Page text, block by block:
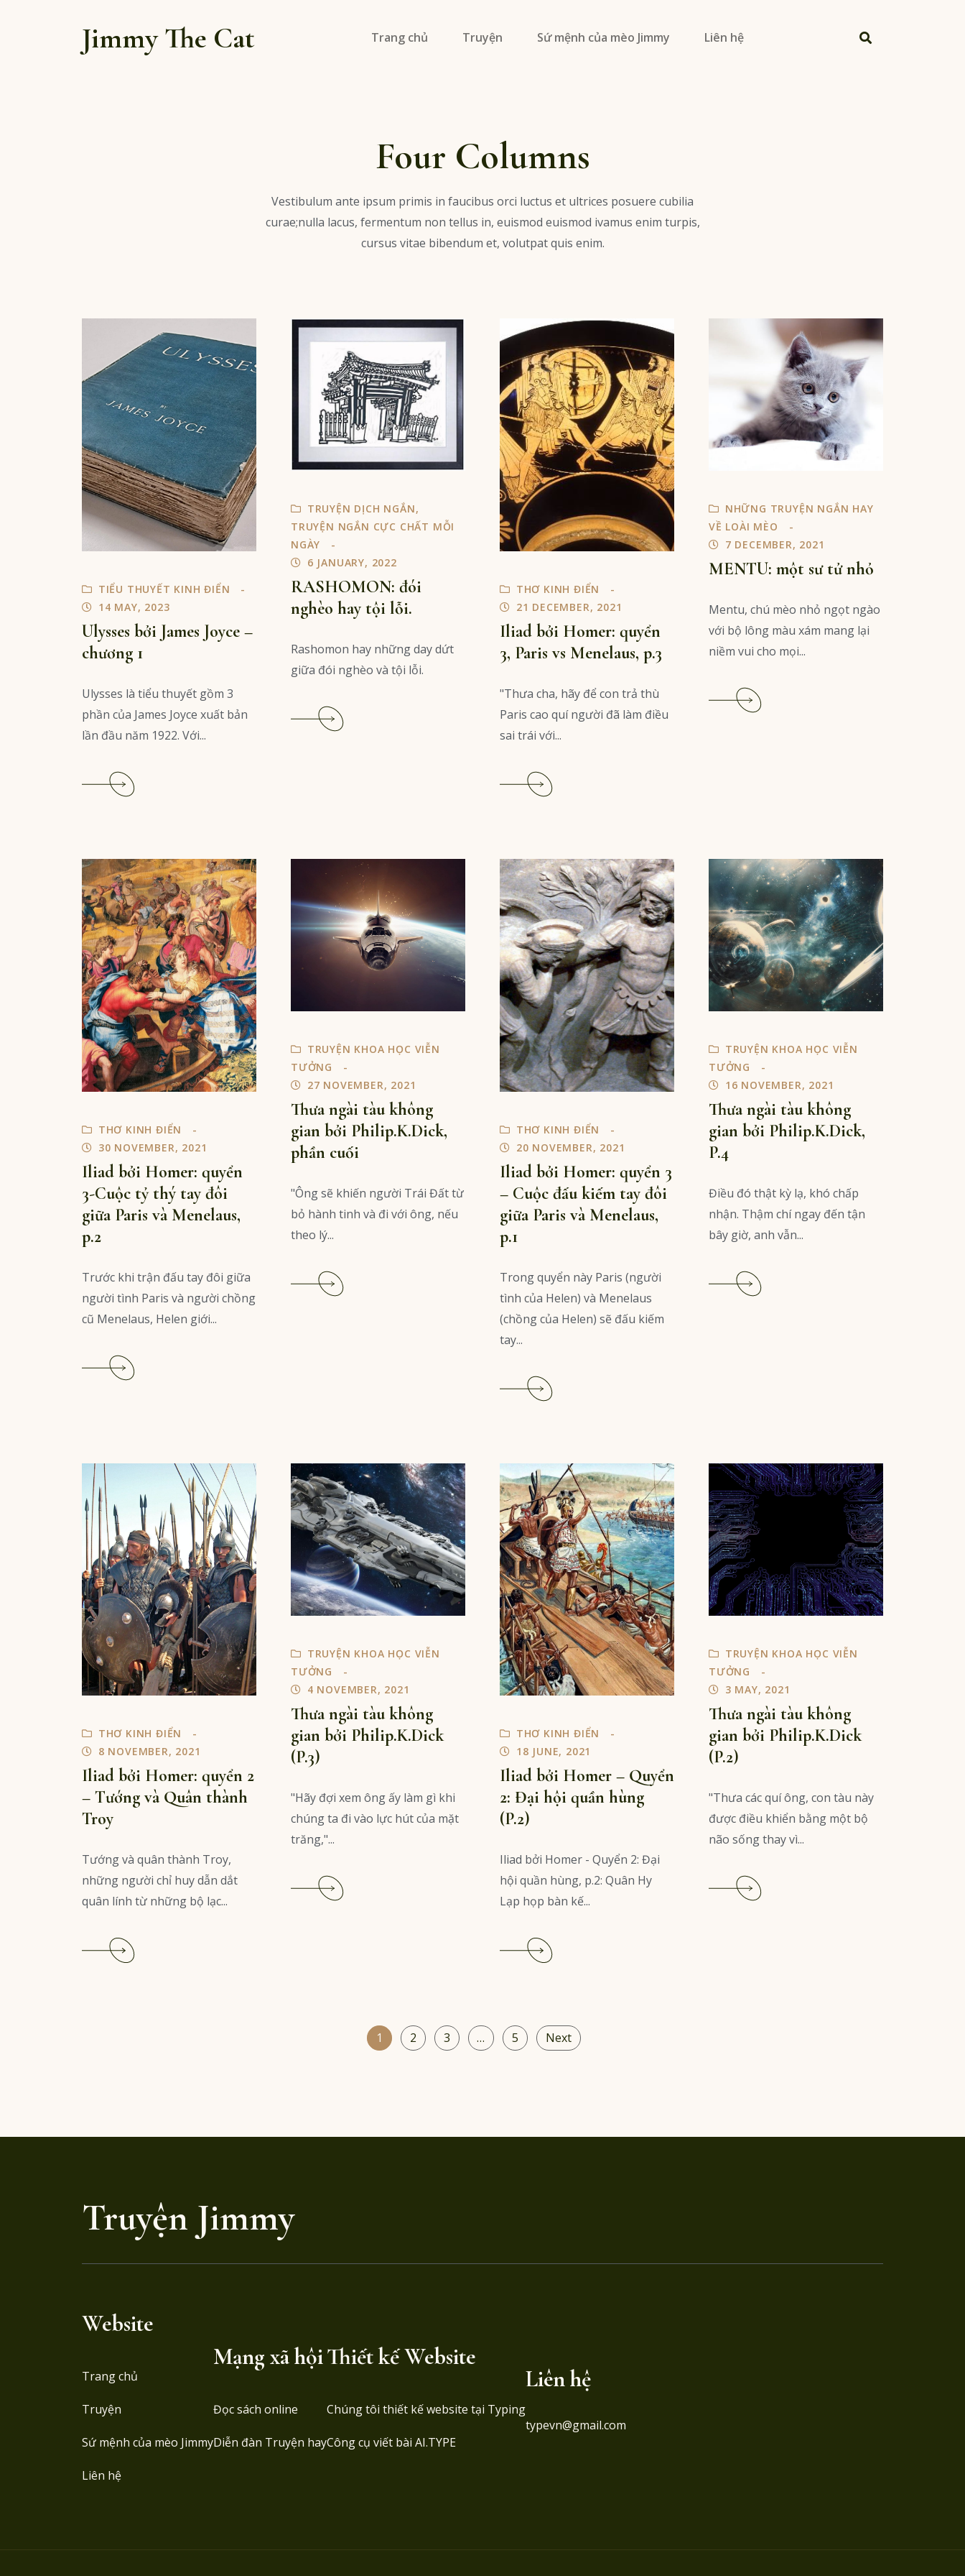
Jimmy The Cat Trang chủ Truyện Sứ mệnh của mèo Jimmy Liên hệ
Four Columns
Vestibulum ante ipsum primis in faucibus orci luctus et ultrices posuere cubilia
curae;nulla lacus, fermentum non tellus in, euismod euismod ivamus enim turpis,
cursus vitae bibendum et, volutpat quis enim.
TIỂU THUYẾT KINH ĐIỂN
14 MAY, 2023
Ulysses bởi James Joyce –
chương 1
Ulysses là tiểu thuyết gồm 3
phần của James Joyce xuất bản
lần đầu năm 1922. Với...
TRUYỆN DỊCH NGẮN,
TRUYỆN NGẮN CỰC CHẤT MỖI
NGÀY
6 JANUARY, 2022
RASHOMON: đói
nghèo hay tội lỗi.
Rashomon hay những day dứt
giữa đói nghèo và tội lỗi.
THƠ KINH ĐIỂN
21 DECEMBER, 2021
Iliad bởi Homer: quyển
3, Paris vs Menelaus, p.3
"Thưa cha, hãy để con trả thù
Paris cao quí người đã làm điều
sai trái với...
NHỮNG TRUYỆN NGẮN HAY
VỀ LOÀI MÈO
7 DECEMBER, 2021
MENTU: một sư tử nhỏ
Mentu, chú mèo nhỏ ngọt ngào
với bộ lông màu xám mang lại
niềm vui cho mọi...
THƠ KINH ĐIỂN
30 NOVEMBER, 2021
Iliad bởi Homer: quyển
3-Cuộc tỷ thý tay đôi
giữa Paris và Menelaus,
p.2
Trước khi trận đấu tay đôi giữa
người tình Paris và người chồng
cũ Menelaus, Helen giới...
TRUYỆN KHOA HỌC VIỄN
TƯỞNG
27 NOVEMBER, 2021
Thưa ngài tàu không
gian bởi Philip.K.Dick,
phần cuối
"Ông sẽ khiến người Trái Đất từ
bỏ hành tinh và đi với ông, nếu
theo lý...
THƠ KINH ĐIỂN
20 NOVEMBER, 2021
Iliad bởi Homer: quyển 3
– Cuộc đấu kiếm tay đôi
giữa Paris và Menelaus,
p.1
Trong quyển này Paris (người
tình của Helen) và Menelaus
(chồng của Helen) sẽ đấu kiếm
tay...
TRUYỆN KHOA HỌC VIỄN
TƯỞNG
16 NOVEMBER, 2021
Thưa ngài tàu không
gian bởi Philip.K.Dick,
P.4
Điều đó thật kỳ lạ, khó chấp
nhận. Thậm chí ngay đến tận
bây giờ, anh vẫn...
THƠ KINH ĐIỂN
8 NOVEMBER, 2021
Iliad bởi Homer: quyển 2
– Tướng và Quân thành
Troy
Tướng và quân thành Troy,
những người chỉ huy dẫn dắt
quân lính từ những bộ lạc...
TRUYỆN KHOA HỌC VIỄN
TƯỞNG
4 NOVEMBER, 2021
Thưa ngài tàu không
gian bởi Philip.K.Dick
(P.3)
"Hãy đợi xem ông ấy làm gì khi
chúng ta đi vào lực hút của mặt
trăng,"...
THƠ KINH ĐIỂN
18 JUNE, 2021
Iliad bởi Homer – Quyển
2: Đại hội quần hùng
(P.2)
Iliad bởi Homer - Quyển 2: Đại
hội quần hùng, p.2: Quân Hy
Lạp họp bàn kế...
TRUYỆN KHOA HỌC VIỄN
TƯỞNG
3 MAY, 2021
Thưa ngài tàu không
gian bởi Philip.K.Dick
(P.2)
"Thưa các quí ông, con tàu này
được điều khiển bằng một bộ
não sống thay vì...
1 2 3 … 5 Next
Truyện Jimmy
Website
Trang chủ
Truyện
Sứ mệnh của mèo Jimmy
Liên hệ
Mạng xã hội
Đọc sách online
Diễn đàn Truyện hay
Thiết kế Website
Chúng tôi thiết kế website tại Typing
Công cụ viết bài AI.TYPE
Liên hệ
typevn@gmail.com